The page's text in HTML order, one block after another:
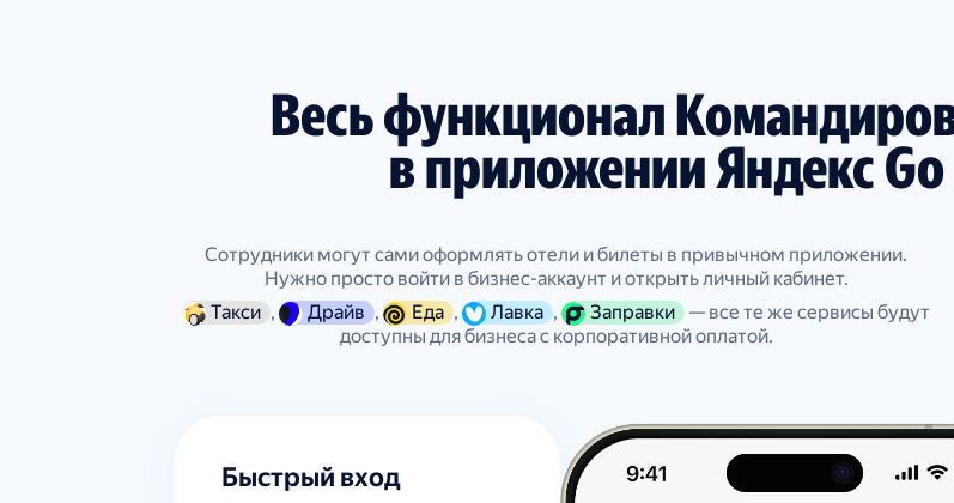
Весь функционал
в приложении Яндекс Go
Сотрудники могут сами оформлять отели и билеты в привычном приложении.
Нужно просто войти в бизнес-аккаунт и открыть личный кабинет.
Такси , Драйв , Еда , Лавка , Заправки
— все те же сервисы будут
доступны для бизнеса c корпоративной оплатой.
Быстрый вход